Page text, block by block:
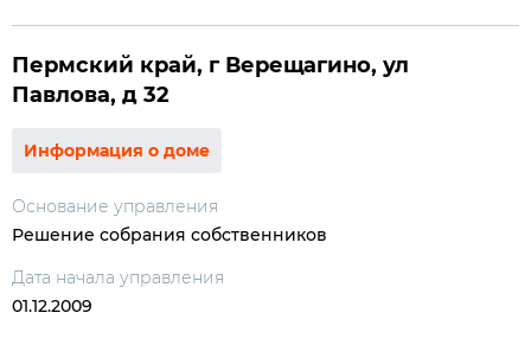
Пермский край, г Верещагино, ул
Павлова, д 32
Информация о доме
Основание управления
Решение собрания собственников
Дата начала управления
01.12.2009